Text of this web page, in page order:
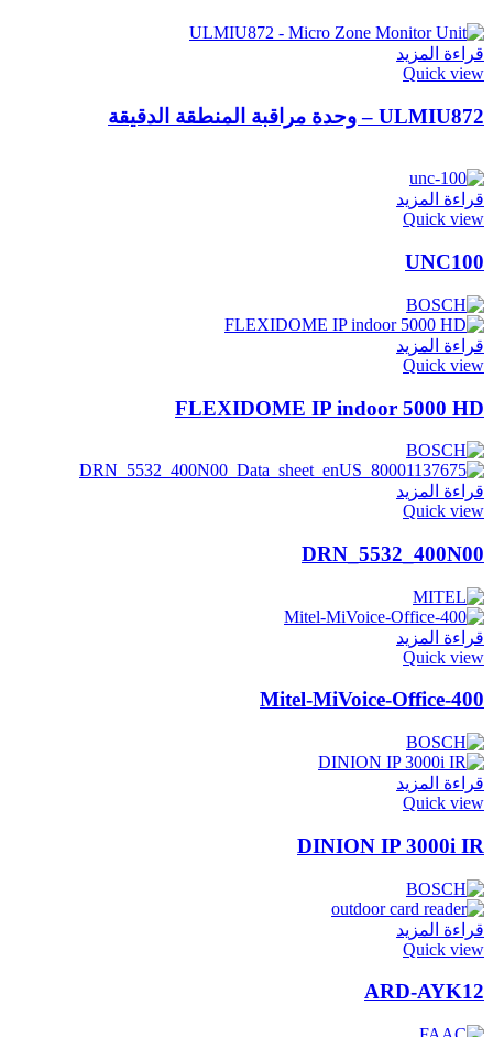
قراءة المزيد
Quick view
ULMIU872 – وحدة مراقبة المنطقة الدقيقة
قراءة المزيد
Quick view
UNC100
قراءة المزيد
Quick view
FLEXIDOME IP indoor 5000 HD
قراءة المزيد
Quick view
DRN_5532_400N00
قراءة المزيد
Quick view
Mitel-MiVoice-Office-400
قراءة المزيد
Quick view
DINION IP 3000i IR
قراءة المزيد
Quick view
ARD-AYK12